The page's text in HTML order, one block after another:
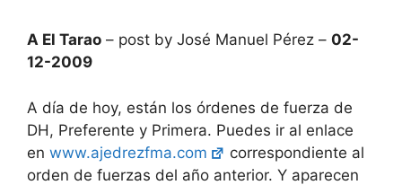
A El Tarao – post by José Manuel Pérez – 02-
12-2009
A día de hoy, están los órdenes de fuerza de
DH, Preferente y Primera. Puedes ir al enlace
en www.ajedrezfma.com
correspondiente al
orden de fuerzas del año anterior. Y aparecen